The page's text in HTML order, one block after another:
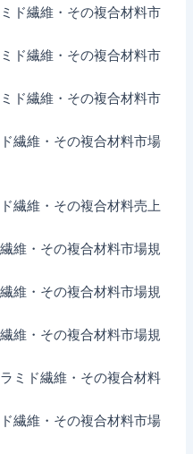
繊維・その複合材料市
繊維・その複合材料市
繊維・その複合材料市
維・その複合材料市場
維・その複合材料売上
・その複合材料市場規
・その複合材料市場規
・その複合材料市場規
ド繊維・その複合材料
維・その複合材料市場